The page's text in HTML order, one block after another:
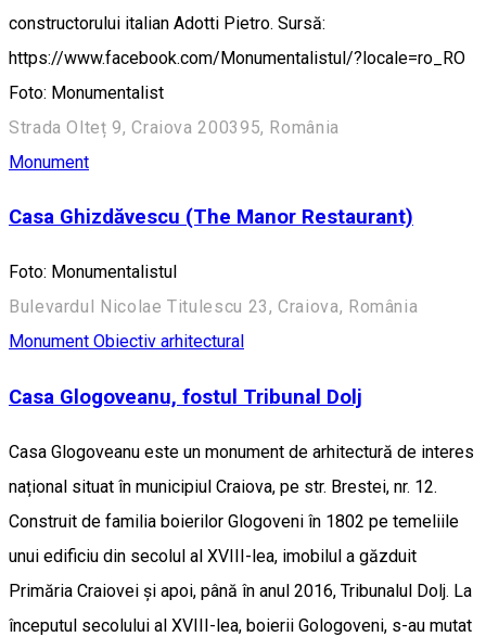
constructorului italian Adotti Pietro. Sursă:
https://www.facebook.com/Monumentalistul/?locale=ro_RO
Foto: Monumentalist
Strada Olteț 9, Craiova 200395, România
Monument
Casa Ghizdăvescu (The Manor Restaurant)
Foto: Monumentalistul
Bulevardul Nicolae Titulescu 23, Craiova, România
Monument Obiectiv arhitectural
Casa Glogoveanu, fostul Tribunal Dolj
Casa Glogoveanu este un monument de arhitectură de interes
național situat în municipiul Craiova, pe str. Brestei, nr. 12.
Construit de familia boierilor Glogoveni în 1802 pe temeliile
unui edificiu din secolul al XVIII-lea, imobilul a găzduit
Primăria Craiovei și apoi, până în anul 2016, Tribunalul Dolj. La
începutul secolului al XVIII-lea, boierii Gologoveni, s-au mutat